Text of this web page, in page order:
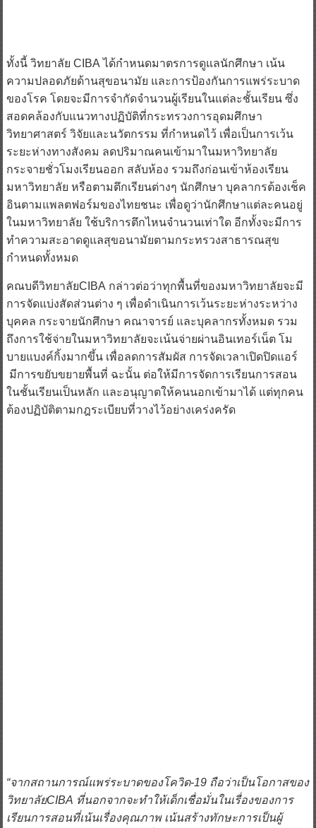
ทั้งนี้ วิทยาลัย CIBA ได้กำหนดมาตรการดูแลนักศึกษา เน้น
ความปลอดภัยด้านสุขอนามัย และการป้องกันการแพร่ระบาด
ของโรค โดยจะมีการจำกัดจำนวนผู้เรียนในแต่ละชั้นเรียน ซึ่ง
สอดคล้องกับแนวทางปฏิบัติที่กระทรวงการอุดมศึกษา
วิทยาศาสตร์ วิจัยและนวัตกรรม ที่กำหนดไว้ เพื่อเป็นการเว้น
ระยะห่างทางสังคม ลดปริมาณคนเข้ามาในมหาวิทยาลัย
กระจายชั่วโมงเรียนออก สลับห้อง รวมถึงก่อนเข้าห้องเรียน
มหาวิทยาลัย หรือตามตึกเรียนต่างๆ นักศึกษา บุคลากรต้องเช็ค
อินตามแพลตฟอร์มของไทยชนะ เพื่อดูว่านักศึกษาแต่ละคนอยู่
ในมหาวิทยาลัย ใช้บริการตึกไหนจำนวนเท่าใด อีกทั้งจะมีการ
ทำความสะอาดดูแลสุขอนามัยตามกระทรวงสาธารณสุข
กำหนดทั้งหมด
คณบดีวิทยาลัยCIBA กล่าวต่อว่าทุกพื้นที่ของมหาวิทยาลัยจะมี
การจัดแบ่งสัดส่วนต่าง ๆ เพื่อดำเนินการเว้นระยะห่างระหว่าง
บุคคล กระจายนักศึกษา คณาจารย์ และบุคลากรทั้งหมด รวม
ถึงการใช้จ่ายในมหาวิทยาลัยจะเน้นจ่ายผ่านอินเทอร์เน็ต โม
บายแบงค์กิ้งมากขึ้น เพื่อลดการสัมผัส การจัดเวลาเปิดปิดแอร์
มีการขยับขยายพื้นที่ ฉะนั้น ต่อให้มีการจัดการเรียนการสอน
ในชั้นเรียนเป็นหลัก และอนุญาตให้คนนอกเข้ามาได้ แต่ทุกคน
ต้องปฏิบัติตามกฎระเบียบที่วางไว้อย่างเคร่งครัด
“จากสถานการณ์แพร่ระบาดของโควิด-19 ถือว่าเป็นโอกาสของ
วิทยาลัยCIBA ที่นอกจากจะทำให้เด็กเชื่อมั่นในเรื่องของการ
เรียนการสอนที่เน้นเรื่องคุณภาพ เน้นสร้างทักษะการเป็นผู้